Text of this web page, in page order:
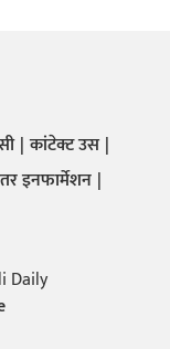
कांटेक्ट उस
इनफार्मेशन
Daily